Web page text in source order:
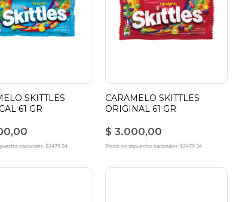
SKITTLES
61 GR
nacionales: $2479.34
CARAMELO SKITTLES
ORIGINAL 61 GR
$ 3.000,00
Precio sin impuestos nacionales: $2479.34